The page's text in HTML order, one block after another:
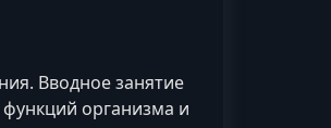
Вводное занятие
организма и